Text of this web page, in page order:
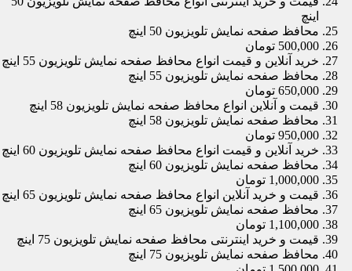
اینچ
محافظ صفحه نمایش تلویزیون 50 اینچ
500,000 تومان
خرید آنلاین و قیمت انواع محافظ صفحه نمایش تلویزیون 55 اینچ
محافظ صفحه نمایش تلویزیون 55 اینچ
650,000 تومان
قیمت و آنلاین انواع محافظ صفحه نمایش تلویزیون 58 اینچ
محافظ صفحه نمایش تلویزیون 58 اینچ
950,000 تومان
خرید آنلاین و قیمت انواع محافظ صفحه نمایش تلویزیون 60 اینچ
محافظ صفحه نمایش تلویزیون 60 اینچ
1,000,000 تومان
قیمت و خرید آنلاین انواع محافظ صفحه نمایش تلویزیون 65 اینچ
محافظ صفحه نمایش تلویزیون 65 اینچ
1,100,000 تومان
قیمت و خرید اینترنتی محافظ صفحه نمایش تلویزیون 75 اینچ
محافظ صفحه نمایش تلویزیون 75 اینچ